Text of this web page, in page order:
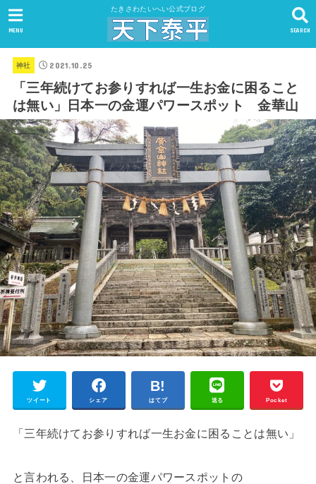
たきさわたいへい公式ブログ
SEARCH
MENU
神社 2021.10.25
「三年続けてお参りすれば一生お金に困ること
は無い」日本一の金運パワースポット 金華山
ツイート シェア はてブ 送る Pocket
「三年続けてお参りすれば一生お金に困ることは無い」
と言われる、日本一の金運パワースポットの